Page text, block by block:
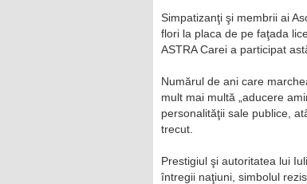
Simpatizanţi şi membrii ai
flori la placa de pe faţada
ASTRA Carei a participat
Numărul de ani care
mult mai multă „aducere
personalităţii sale publice,
trecut.
Prestigiul şi autoritatea lui
întregii naţiuni, simbolul